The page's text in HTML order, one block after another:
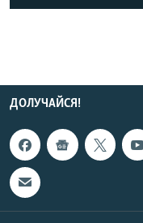
ДОЛУЧАЙСЯ!